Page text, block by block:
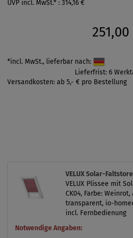
UVP incl. MwSt.* : 314,16 €
251,00
*incl. MwSt., lieferbar nach:
Lieferfrist: 6
Versandkosten: ab 5,- € pro Bestellung
VELUX Solar-Faltstore
VELUX Plissee mit
CK04, Farbe:
transparent, io-
incl. Fernbedienung
Notwendige Angaben: